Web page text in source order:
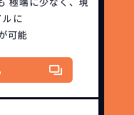
に
可能
ルマが手軽に乗れ
ませんし、急なラ
が可能です。
金」をお支払い
だけます。